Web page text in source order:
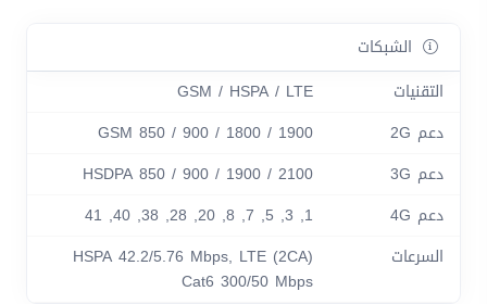
الشبكات
التقنيات
GSM / HSPA / LTE
دعم 2G
GSM 850 / 900 / 1800 / 1900
دعم 3G
HSDPA 850 / 900 / 1900 / 2100
دعم 4G
1, 3, 5, 7, 8, 20, 28, 38, 40, 41
السرعات
HSPA 42.2/5.76 Mbps, LTE (2CA)
Cat6 300/50 Mbps